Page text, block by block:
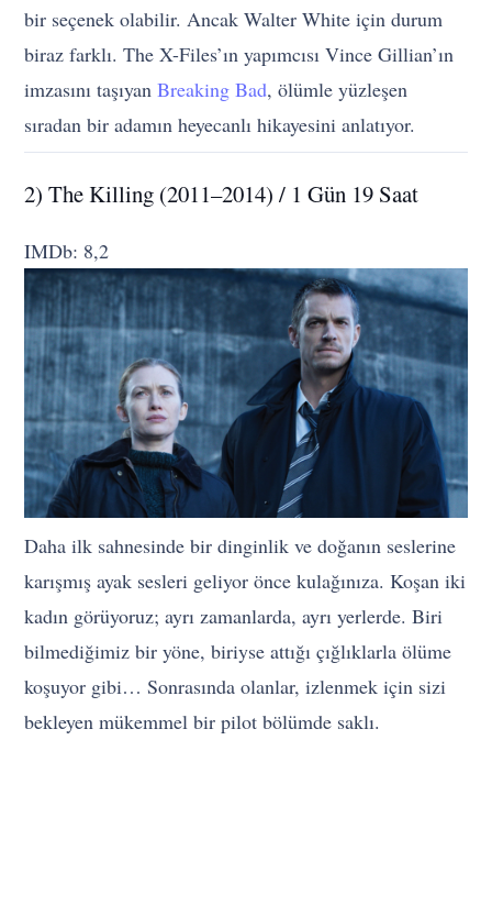
bir seçenek olabilir. Ancak Walter White için durum
biraz farklı. The X-Files’ın yapımcısı Vince Gillian’ın
imzasını taşıyanBreaking Bad, ölümle yüzleşen
sıradan bir adamın heyecanlı hikayesini anlatıyor.
2) The Killing (2011–2014) / 1 Gün 19 Saat
IMDb: 8,2
Daha ilk sahnesinde bir dinginlik ve doğanın seslerine
karışmış ayak sesleri geliyor önce kulağınıza. Koşan iki
kadın görüyoruz; ayrı zamanlarda, ayrı yerlerde. Biri
bilmediğimiz bir yöne, biriyse attığı çığlıklarla ölüme
koşuyor gibi… Sonrasında olanlar, izlenmek için sizi
bekleyen mükemmel bir pilot bölümde saklı.